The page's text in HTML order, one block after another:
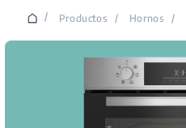
/ Productos / Hornos /